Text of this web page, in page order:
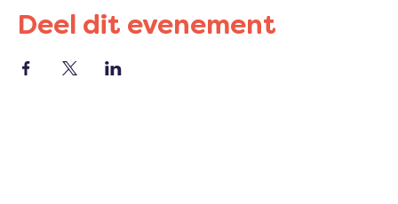
Deel dit evenement